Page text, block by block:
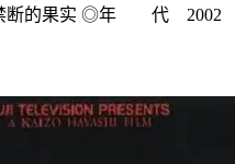
断的果实 ◎年 代 2002